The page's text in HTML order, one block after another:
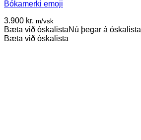
Bókamerki emoji
3.900 kr. m/vsk
Bæta við óskalistaNú þegar á óskalista
Bæta við óskalista